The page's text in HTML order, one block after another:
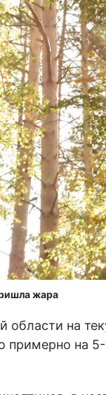
жара
области на
примерно на